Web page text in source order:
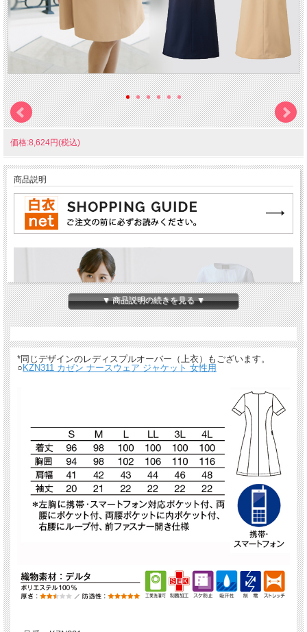
価格:8,624円(税込)
商品説明
*スカーフは参考商品です。
▼ 商品説明の続きを見る ▼
*同じデザインのレディスプルオーバー（上衣）もございます。
○ KZN311 カゼン ナースウェア ジャケット 女性用